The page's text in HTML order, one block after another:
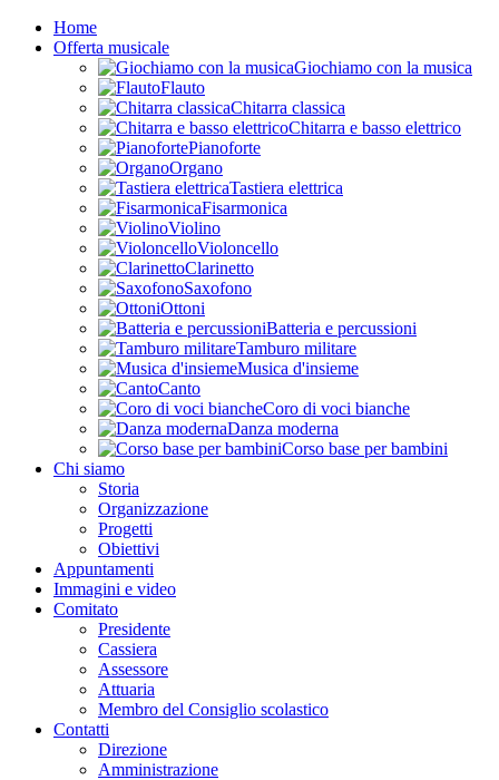
Home
Offerta musicale
Giochiamo con la musica
Flauto
Chitarra classica
Chitarra e basso elettrico
Pianoforte
Organo
Tastiera elettrica
Fisarmonica
Violino
Violoncello
Clarinetto
Saxofono
Ottoni
Batteria e percussioni
Tamburo militare
Musica d'insieme
Canto
Coro di voci bianche
Danza moderna
Corso base per bambini
Chi siamo
Storia
Organizzazione
Progetti
Obiettivi
Appuntamenti
Immagini e video
Comitato
Presidente
Cassiera
Assessore
Attuaria
Membro del Consiglio scolastico
Contatti
Direzione
Amministrazione